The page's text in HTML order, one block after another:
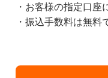
・お客様の指定口座
・振込手数料は無料